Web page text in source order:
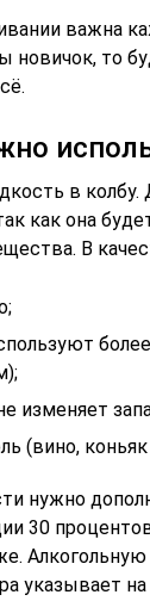
важна
новичок, то
в
как она
В
изменяет
(вино,
нужно
30
указывает